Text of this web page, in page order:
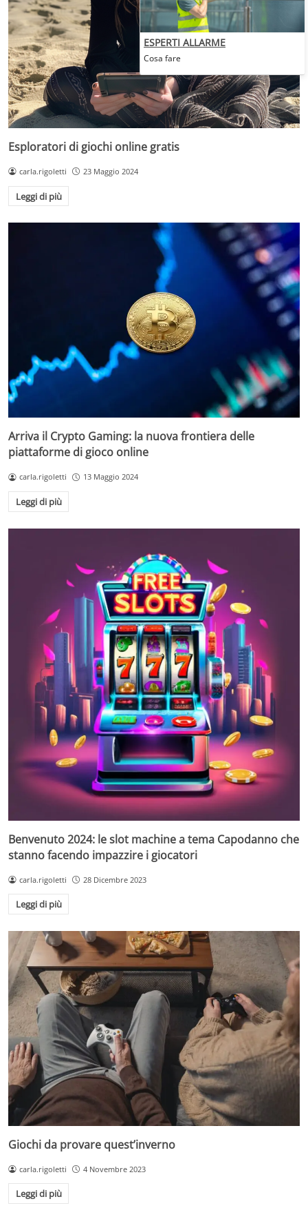
Esploratori di giochi online gratis
carla.rigoletti 23 Maggio 2024
Leggi di più
Arriva il Crypto Gaming: la nuova frontiera delle
piattaforme di gioco online
carla.rigoletti 13 Maggio 2024
Leggi di più
Benvenuto 2024: le slot machine a tema Capodanno che
stanno facendo impazzire i giocatori
carla.rigoletti 28 Dicembre 2023
Leggi di più
Giochi da provare quest’inverno
carla.rigoletti 4 Novembre 2023
Leggi di più
ESPERTI ALLARME
Cosa fare